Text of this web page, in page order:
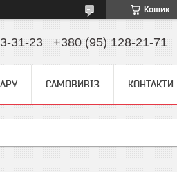
Кошик
31-23 +380 (95) 128-21-71
САМОВИВІЗ КОНТАКТИ